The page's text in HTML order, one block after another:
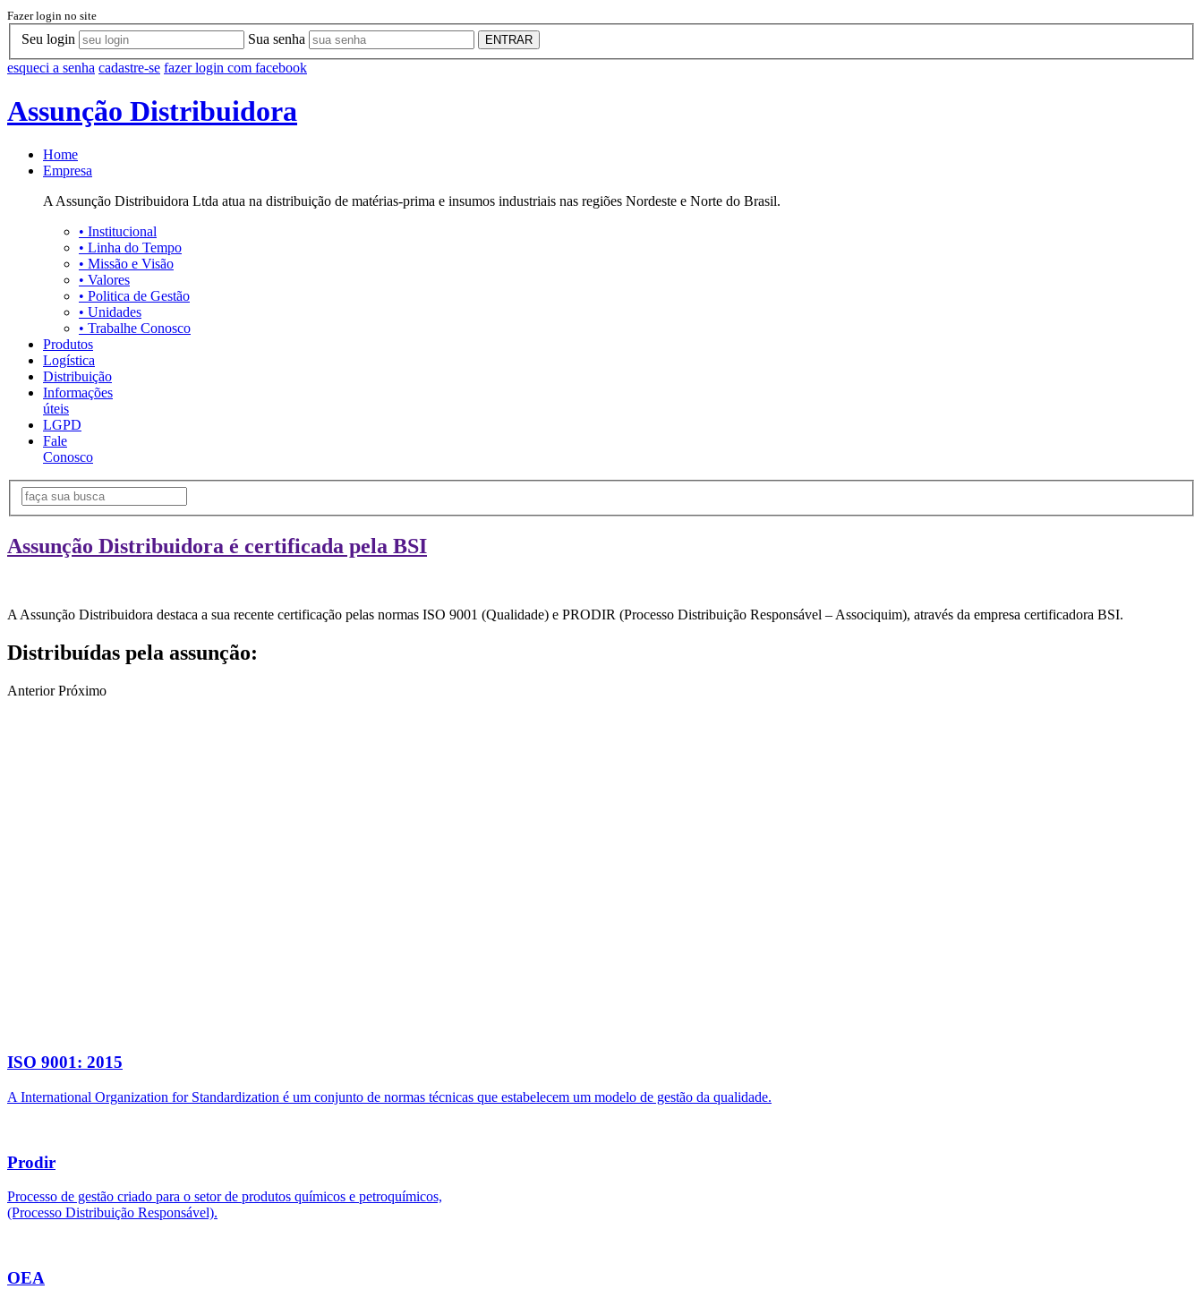
Fazer login no site
Seu login Sua senha ENTRAR
esqueci a senha cadastre-se fazer login com facebook
Assunção Distribuidora
Home
Empresa
A Assunção Distribuidora Ltda atua na distribuição de matérias-prima e insumos industriais nas regiões Nordeste e Norte do Brasil.
• Institucional
• Linha do Tempo
• Missão e Visão
• Valores
• Politica de Gestão
• Unidades
• Trabalhe Conosco
Produtos
Logística
Distribuição
Informações
úteis
LGPD
Fale
Conosco
Assunção Distribuidora é certificada pela BSI
A Assunção Distribuidora destaca a sua recente certificação pelas normas ISO 9001 (Qualidade) e PRODIR (Processo Distribuição Responsável – Associquim), através da empresa certificadora BSI.
Distribuídas pela assunção:
Anterior Próximo
ISO 9001: 2015
A International Organization for Standardization é um conjunto de normas técnicas que estabelecem um modelo de gestão da qualidade.
Prodir
Processo de gestão criado para o setor de produtos químicos e petroquímicos,
(Processo Distribuição Responsável).
OEA